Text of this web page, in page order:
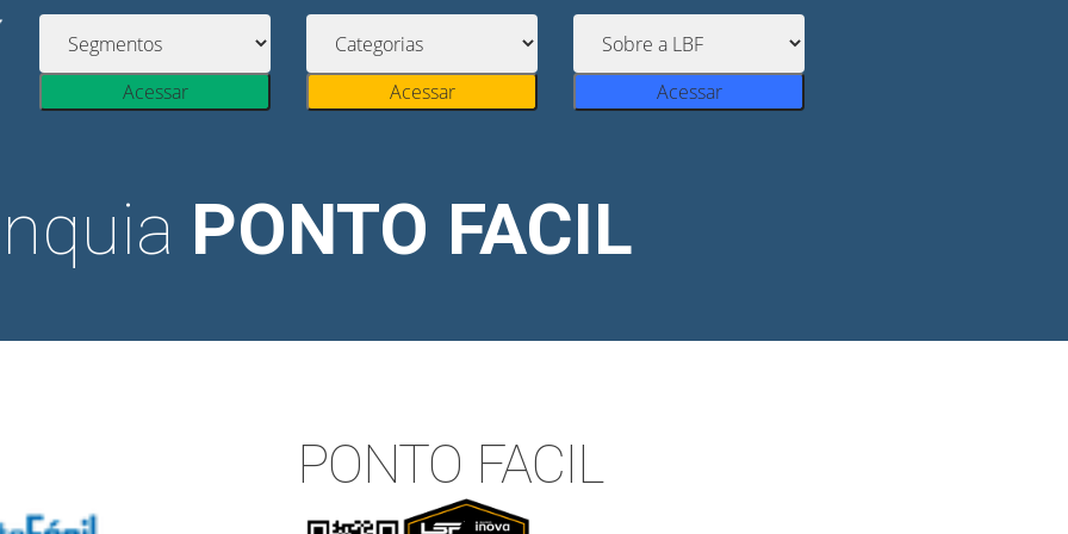
Acessar Acessar Acessar
PONTO FACIL
PONTO FACIL